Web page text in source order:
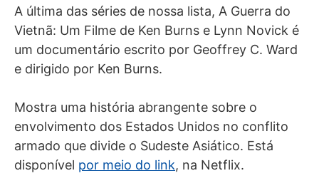
A última das séries de nossa lista, A Guerra do
Vietnã: Um Filme de Ken Burns e Lynn Novick é
um documentário escrito por Geoffrey C. Ward
e dirigido por Ken Burns.
Mostra uma história abrangente sobre o
envolvimento dos Estados Unidos no conflito
armado que divide o Sudeste Asiático. Está
disponível por meio do link, na Netflix.